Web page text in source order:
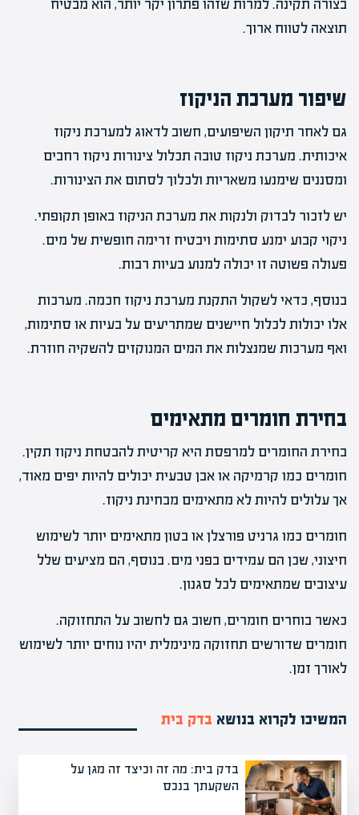
בצורה תקינה. למרות שזהו פתרון יקר יותר, הוא מבטיח
תוצאה לטווח ארוך.
שיפור מערכת הניקוז
גם לאחר תיקון השיפועים, חשוב לדאוג למערכת ניקוז
איכותית. מערכת ניקוז טובה תכלול צינורות ניקוז רחבים
ומסננים שימנעו משאריות ולכלוך לסתום את הצינורות.
יש לזכור לבדוק ולנקות את מערכת הניקוז באופן תקופתי.
ניקוי קבוע ימנע סתימות ויבטיח זרימה חופשית של מים.
פעולה פשוטה זו יכולה למנוע בעיות רבות.
בנוסף, כדאי לשקול התקנת מערכת ניקוז חכמה. מערכות
אלו יכולות לכלול חיישנים שמתריעים על בעיות או סתימות,
ואף מערכות שמנצלות את המים המנוקזים להשקיה חוזרת.
בחירת חומרים מתאימים
בחירת החומרים למרפסת היא קריטית להבטחת ניקוז תקין.
חומרים כמו קרמיקה או אבן טבעית יכולים להיות יפים מאוד,
אך עלולים להיות לא מתאימים מבחינת ניקוז.
חומרים כמו גרניט פורצלן או בטון מתאימים יותר לשימוש
חיצוני, שכן הם עמידים בפני מים. בנוסף, הם מציעים שלל
עיצובים שמתאימים לכל סגנון.
כאשר בוחרים חומרים, חשוב גם לחשוב על התחזוקה.
חומרים שדורשים תחזוקה מינימלית יהיו נוחים יותר לשימוש
לאורך זמן.
המשיכו לקרוא בנושא בדק בית
בדק בית: מה זה וכיצד זה מגן על
השקעתך בנכס